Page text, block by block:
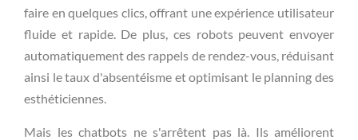
faire en quelques clics, offrant une expérience utilisateur
fluide et rapide. De plus, ces robots peuvent envoyer
automatiquement des rappels de rendez-vous, réduisant
ainsi le taux d'absentéisme et optimisant le planning des
esthéticiennes.
Mais les chatbots ne s'arrêtent pas là. Ils améliorent